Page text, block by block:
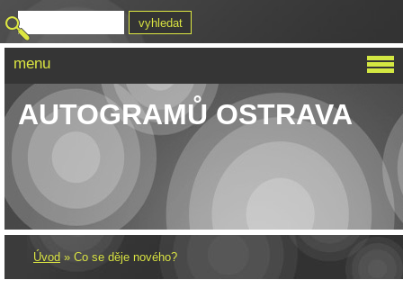
KLUB SBĚRATELŮ
AUTOGRAMŮ OSTRAVA
Úvod » Co se děje nového?
menu